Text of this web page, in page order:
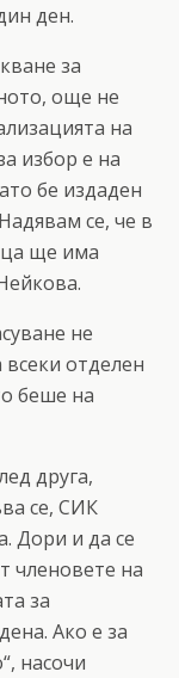
ден.
за
още не
на
избор е на
бе издаден
се, че в
ще има
не
отделен
беше на
друга,
се, СИК
Дори и да се
членовете на
за
Ако е за
насочи